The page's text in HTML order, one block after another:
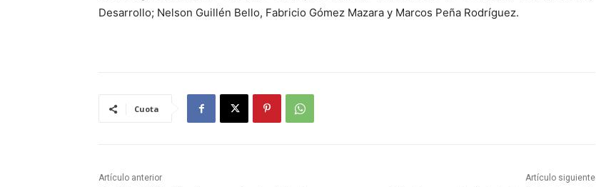
Desarrollo; Nelson Guillén Bello, Fabricio Gómez Mazara y Marcos Peña Rodríguez.
Cuota
Artículo anterior Artículo siguiente